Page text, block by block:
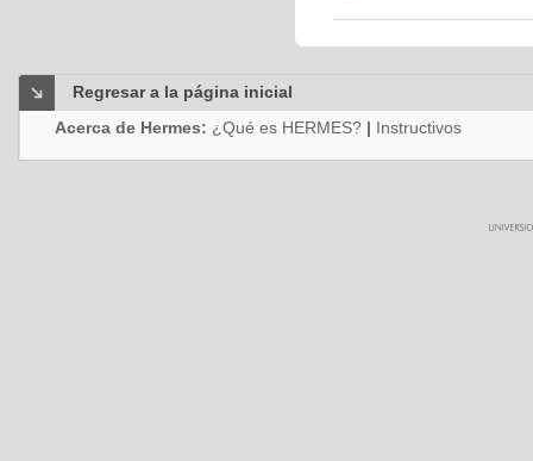
Regresar a la página inicial
Acerca de Hermes: ¿Qué es HERMES? | Instructivos